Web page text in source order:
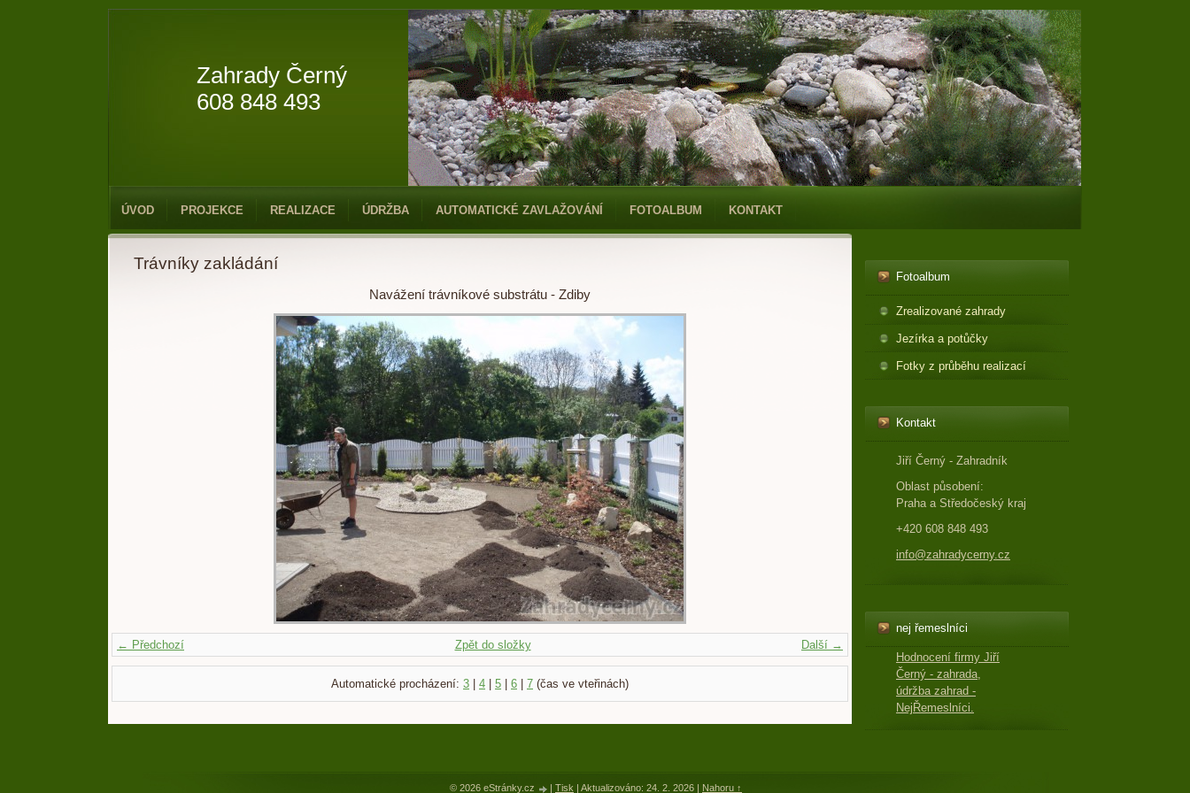
Zahrady Černý
608 848 493
ÚVOD PROJEKCE REALIZACE ÚDRŽBA AUTOMATICKÉ ZAVLAŽOVÁNÍ FOTOALBUM KONTAKT
Fotoalbum
Zrealizované zahrady
Jezírka a potůčky
Fotky z průběhu realizací
Kontakt
Jiří Černý - Zahradník
Oblast působení:
Praha a Středočeský kraj
+420 608 848 493
info@zahradycerny.cz
nej řemeslníci
Hodnocení firmy Jiří
Černý - zahrada,
údržba zahrad -
NejŘemeslníci.
Trávníky zakládání
Navážení trávníkové substrátu - Zdiby
← Předchozí Další →
Zpět do složky
Automatické procházení: 3 4 5 6 7 (čas ve vteřinách)
© 2026 eStránky.cz | Tisk | Aktualizováno: 24. 2. 2026 | Nahoru ↑